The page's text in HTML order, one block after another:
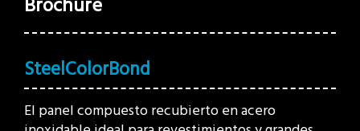
Brochure
SteelColorBond
El panel compuesto recubierto en acero